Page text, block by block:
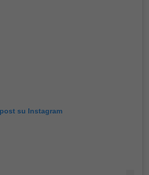
su Instagram